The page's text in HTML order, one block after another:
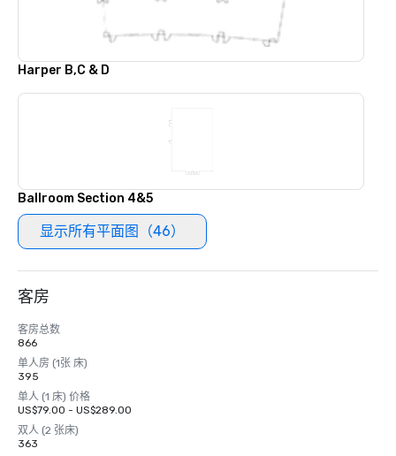
Harper B,C & D
Ballroom Section 4&5
显示所有平面图（46）
客房
客房总数
866
单人房 (1张 床)
395
单人 (1 床) 价格
US$79.00 - US$289.00
双人 (2 张床)
363